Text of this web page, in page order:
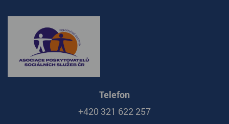
Telefon
+420 321 622 257